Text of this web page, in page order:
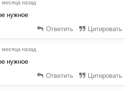
месяца назад
нужное
Ответить Цитировать
месяца назад
нужное
Ответить Цитировать